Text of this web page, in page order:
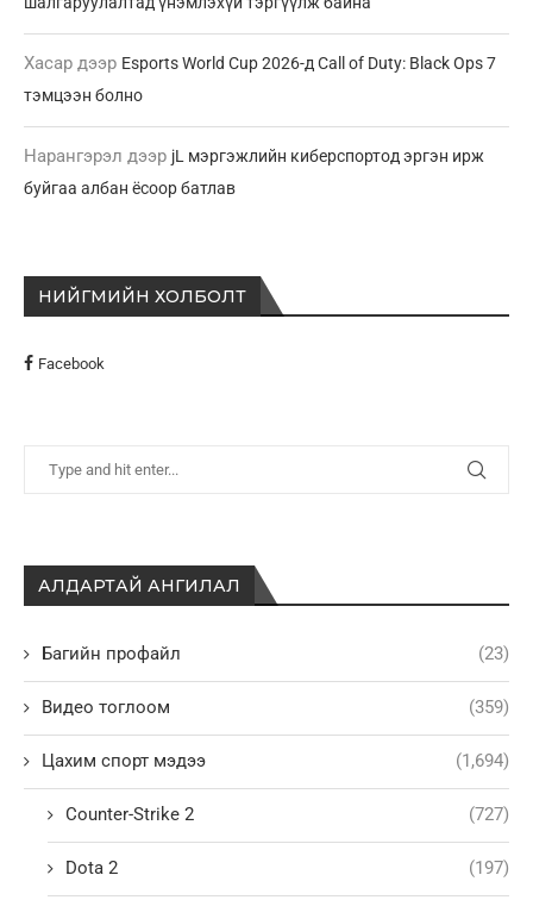
Хасар дээр Esports World Cup 2026-д Call of Duty: Black Ops 7
тэмцээн болно
Нарангэрэл дээр jL мэргэжлийн киберспортод эргэн ирж
буйгаа албан ёсоор батлав
НИЙГМИЙН ХОЛБОЛТ
Facebook
АЛДАРТАЙ АНГИЛАЛ
Багийн профайл (23)
Видео тоглоом (359)
Цахим спорт мэдээ (1,694)
Counter-Strike 2 (727)
Dota 2 (197)